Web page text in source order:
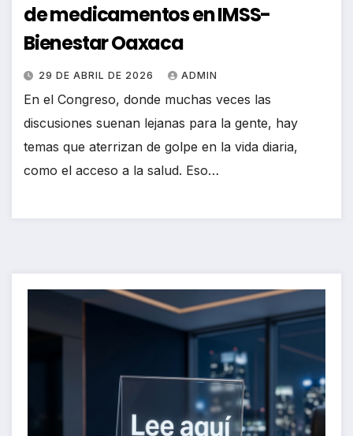
de medicamentos en IMSS-
Bienestar Oaxaca
29 DE ABRIL DE 2026 ADMIN
En el Congreso, donde muchas veces las
discusiones suenan lejanas para la gente, hay
temas que aterrizan de golpe en la vida diaria,
como el acceso a la salud. Eso…